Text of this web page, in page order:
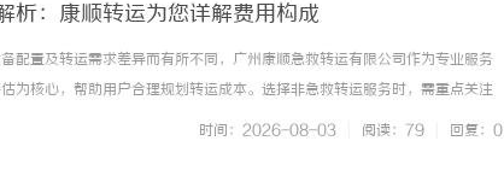
析：康顺转运为您详解费用构成
配置及转运需求差异而有所不同，广州康顺急救转运有限公司作为专业服务
为核心，帮助用户合理规划转运成本。选择非急救转运服务时，需重点关注
求等关键维度，避免因信息不明确导致费用争议。非急救转运收费标准核心
时间：2026-08-03 阅读：79 回复：0